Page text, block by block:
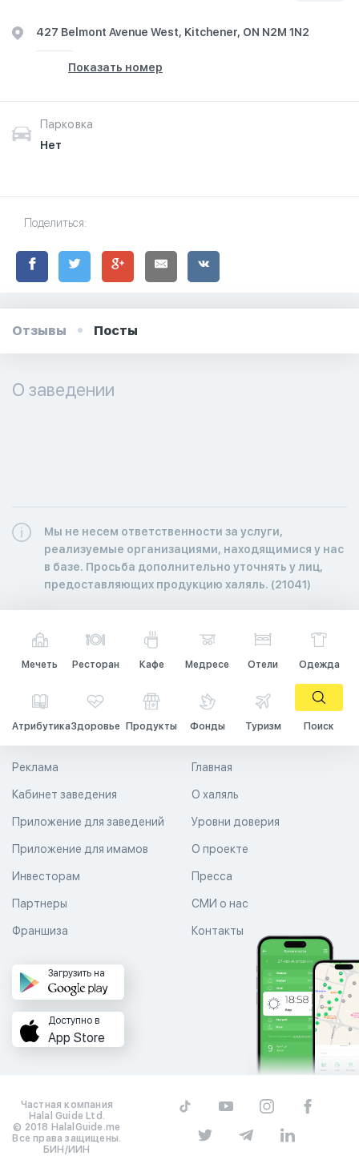
427 Belmont Avenue West, Kitchener, ON N2M 1N2
Показать номер
Парковка
Нет
Поделиться:
Отзывы Посты
О заведении
Мы не несем ответственности за услуги,
реализуемые организациями, находящимися у нас
в базе. Просьба дополнительно уточнять у лиц,
предоставляющих продукцию халяль. (21041)
Мечеть Ресторан Кафе Медресе Отели Одежда
АтрибутикаЗдоровье Продукты Фонды Туризм Поиск
Главная
О халяль
Уровни доверия
Реклама
Кабинет заведения
Приложение для заведений
Приложение для имамов О проекте
Пресса
СМИ о нас
Контакты
Инвесторам
Партнеры
Франшиза
Загрузить на
Доступно в
App Store
Частная компания
Halal Guide Ltd.
© 2018 HalalGuide.me
Все права защищены.
БИН/ИИН